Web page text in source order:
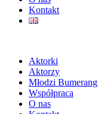
Kontakt
Aktorki
Aktorzy
Młodzi Bumerang
Współpraca
O nas